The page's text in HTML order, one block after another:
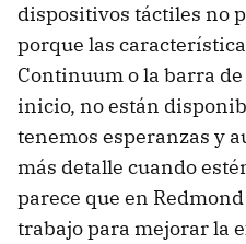
dispositivos táctiles no
porque las
Continuum o la barra
inicio, no están
tenemos esperanzas y
más detalle cuando
parece que en
trabajo para mejorar la